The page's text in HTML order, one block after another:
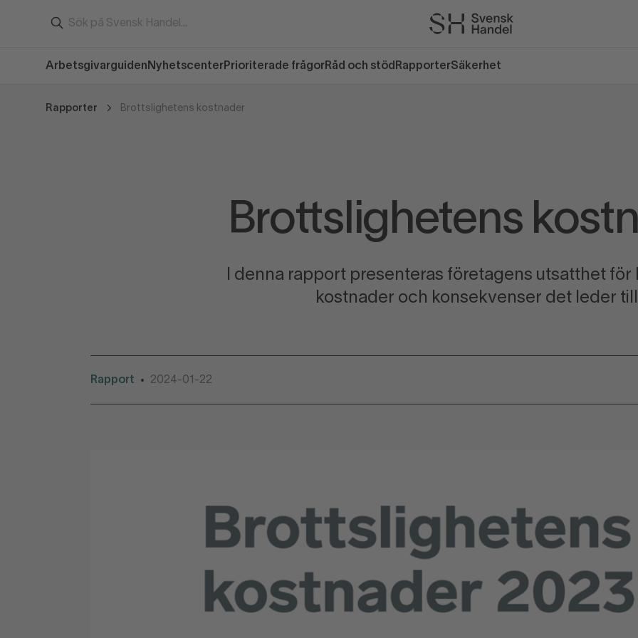
Arbetsgivarguiden Nyhetscenter Prioriterade frågor Råd och stöd RapporterSäkerhet
Rapporter Brottslighetens kostnader
Brottslighetens
I denna rapport presenteras företagens utsatthet
kostnader och konsekvenser det leder
Rapport • 2024-01-22